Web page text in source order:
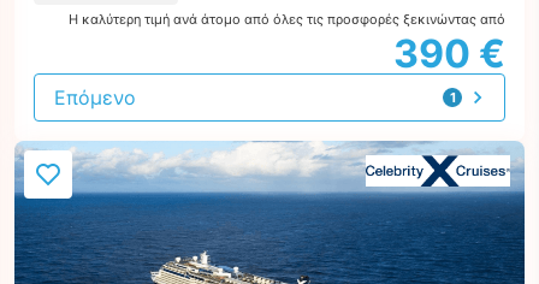
Η καλύτερη τιμή ανά άτομο από όλες τις προσφορές ξεκινώντας από
390 €
1
προσφορά
Επόμενο